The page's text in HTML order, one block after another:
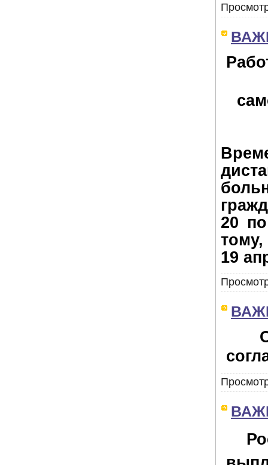
20
тому,
19